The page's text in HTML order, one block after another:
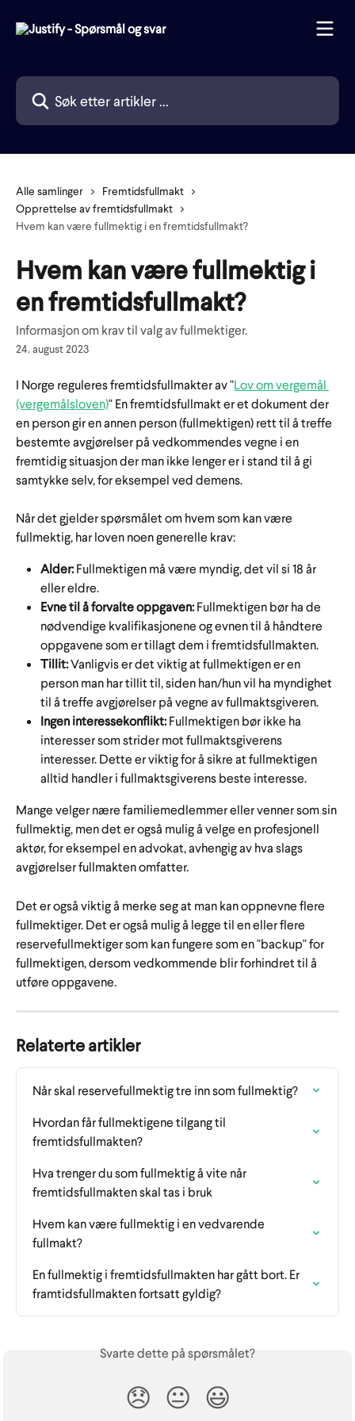
Søk etter artikler ...
Alle samlinger
Fremtidsfullmakt
Opprettelse av fremtidsfullmakt
Hvem kan være fullmektig i en fremtidsfullmakt?
Hvem kan være fullmektig i
en fremtidsfullmakt?
Informasjon om krav til valg av fullmektiger.
24. august 2023
I Norge reguleres fremtidsfullmakter av "Lov om vergemål
(vergemålsloven)" En fremtidsfullmakt er et dokument der
en person gir en annen person (fullmektigen) rett til å treffe
bestemte avgjørelser på vedkommendes vegne i en
fremtidig situasjon der man ikke lenger er i stand til å gi
samtykke selv, for eksempel ved demens.
Når det gjelder spørsmålet om hvem som kan være
fullmektig, har loven noen generelle krav:
Alder: Fullmektigen må være myndig, det vil si 18 år
eller eldre.
Evne til å forvalte oppgaven: Fullmektigen bør ha de
nødvendige kvalifikasjonene og evnen til å håndtere
oppgavene som er tillagt dem i fremtidsfullmakten.
Tillit: Vanligvis er det viktig at fullmektigen er en
person man har tillit til, siden han/hun vil ha myndighet
til å treffe avgjørelser på vegne av fullmaktsgiveren.
Ingen interessekonflikt: Fullmektigen bør ikke ha
interesser som strider mot fullmaktsgiverens
interesser. Dette er viktig for å sikre at fullmektigen
alltid handler i fullmaktsgiverens beste interesse.
Mange velger nære familiemedlemmer eller venner som sin
fullmektig, men det er også mulig å velge en profesjonell
aktør, for eksempel en advokat, avhengig av hva slags
avgjørelser fullmakten omfatter.
Det er også viktig å merke seg at man kan oppnevne flere
fullmektiger. Det er også mulig å legge til en eller flere
reservefullmektiger som kan fungere som en "backup" for
fullmektigen, dersom vedkommende blir forhindret til å
utføre oppgavene.
Relaterte artikler
Når skal reservefullmektig tre inn som fullmektig?
Hvordan får fullmektigene tilgang til
fremtidsfullmakten?
Hva trenger du som fullmektig å vite når
fremtidsfullmakten skal tas i bruk
Hvem kan være fullmektig i en vedvarende
fullmakt?
En fullmektig i fremtidsfullmakten har gått bort. Er
framtidsfullmakten fortsatt gyldig?
Svarte dette på spørsmålet?
😞 😐 😃